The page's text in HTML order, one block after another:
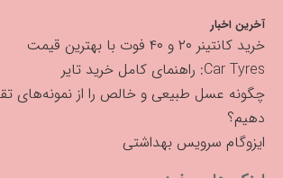
آخرین اخبار
خرید کانتینر ۲۰ و ۴۰ فوت با بهترین قیمت
Car Tyres: راهنمای کامل خرید تایر
چگونه عسل طبیعی و خالص را از نمونه‌های
دهیم؟
ایزوگام سرویس بهداشتی